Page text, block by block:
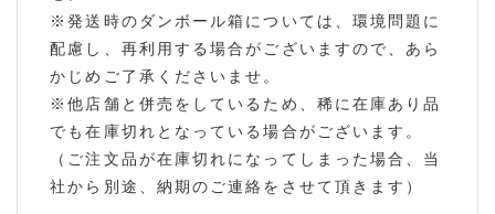
※発送時のダンボール箱については、環境問題に
配慮し、再利用する場合がございますので、あら
かじめご了承くださいませ。
※他店舗と併売をしているため、稀に在庫あり品
でも在庫切れとなっている場合がございます。
（ご注文品が在庫切れになってしまった場合、当
社から別途、納期のご連絡をさせて頂きます）